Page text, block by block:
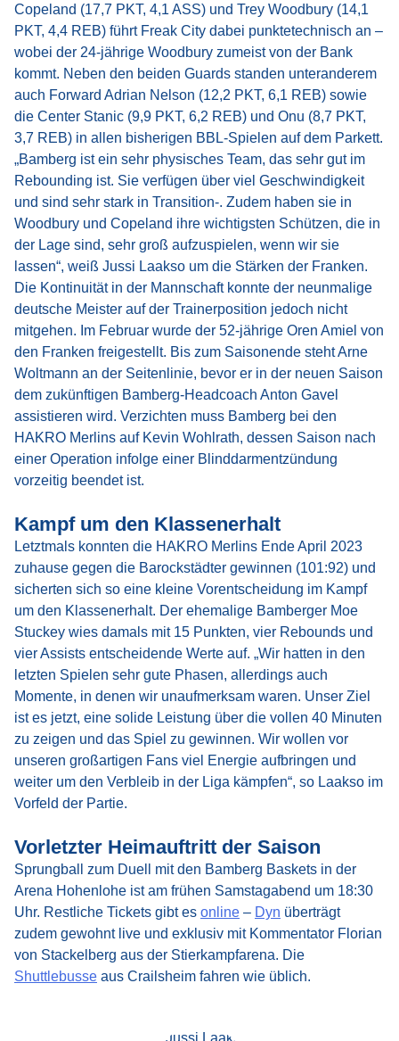
Copeland (17,7 PKT, 4,1 ASS) und Trey Woodbury (14,1
PKT, 4,4 REB) führt Freak City dabei punktetechnisch an –
wobei der 24-jährige Woodbury zumeist von der Bank
kommt. Neben den beiden Guards standen unteranderem
auch Forward Adrian Nelson (12,2 PKT, 6,1 REB) sowie
die Center Stanic (9,9 PKT, 6,2 REB) und Onu (8,7 PKT,
3,7 REB) in allen bisherigen BBL-Spielen auf dem Parkett.
„Bamberg ist ein sehr physisches Team, das sehr gut im
Rebounding ist. Sie verfügen über viel Geschwindigkeit
und sind sehr stark in Transition-. Zudem haben sie in
Woodbury und Copeland ihre wichtigsten Schützen, die in
der Lage sind, sehr groß aufzuspielen, wenn wir sie
lassen“, weiß Jussi Laakso um die Stärken der Franken.
Die Kontinuität in der Mannschaft konnte der neunmalige
deutsche Meister auf der Trainerposition jedoch nicht
mitgehen. Im Februar wurde der 52-jährige Oren Amiel von
den Franken freigestellt. Bis zum Saisonende steht Arne
Woltmann an der Seitenlinie, bevor er in der neuen Saison
dem zukünftigen Bamberg-Headcoach Anton Gavel
assistieren wird. Verzichten muss Bamberg bei den
HAKRO Merlins auf Kevin Wohlrath, dessen Saison nach
einer Operation infolge einer Blinddarmentzündung
vorzeitig beendet ist.
Kampf um den Klassenerhalt
Letztmals konnten die HAKRO Merlins Ende April 2023
zuhause gegen die Barockstädter gewinnen (101:92) und
sicherten sich so eine kleine Vorentscheidung im Kampf
um den Klassenerhalt. Der ehemalige Bamberger Moe
Stuckey wies damals mit 15 Punkten, vier Rebounds und
vier Assists entscheidende Werte auf. „Wir hatten in den
letzten Spielen sehr gute Phasen, allerdings auch
Momente, in denen wir unaufmerksam waren. Unser Ziel
ist es jetzt, eine solide Leistung über die vollen 40 Minuten
zu zeigen und das Spiel zu gewinnen. Wir wollen vor
unseren großartigen Fans viel Energie aufbringen und
weiter um den Verbleib in der Liga kämpfen“, so Laakso im
Vorfeld der Partie.
Vorletzter Heimauftritt der Saison
Sprungball zum Duell mit den Bamberg Baskets in der
Arena Hohenlohe ist am frühen Samstagabend um 18:30
Uhr. Restliche Tickets gibt es online – Dyn überträgt
zudem gewohnt live und exklusiv mit Kommentator Florian
von Stackelberg aus der Stierkampfarena. Die
Shuttlebusse aus Crailsheim fahren wie üblich.